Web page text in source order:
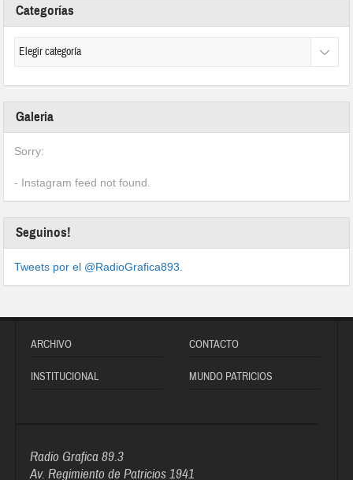
Categorías
Galeria
Sorry:
- Instagram feed not found.
Seguinos!
Tweets por el @RadioGrafica893.
ARCHIVO CONTACTO
INSTITUCIONAL MUNDO PATRICIOS
Radio Grafica 89.3
Av. Regimiento de Patricios 1941